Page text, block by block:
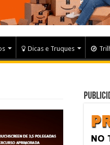
Dicas e Truques